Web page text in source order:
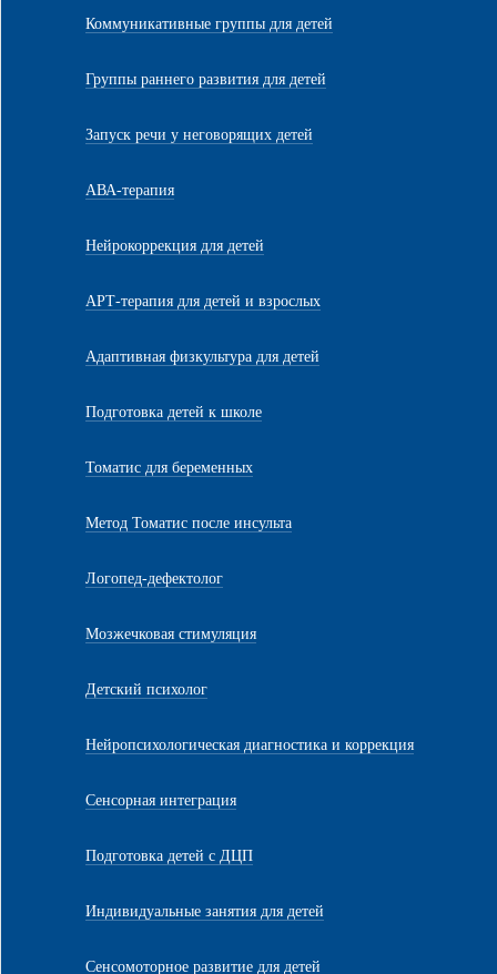
Коммуникативные группы для детей
Группы раннего развития для детей
Запуск речи у неговорящих детей
АВА-терапия
Нейрокоррекция для детей
АРТ-терапия для детей и взрослых
Адаптивная физкультура для детей
Подготовка детей к школе
Томатис для беременных
Метод Томатис после инсульта
Логопед-дефектолог
Мозжечковая стимуляция
Детский психолог
Нейропсихологическая диагностика и коррекция
Сенсорная интеграция
Подготовка детей с ДЦП
Индивидуальные занятия для детей
Сенсомоторное развитие для детей